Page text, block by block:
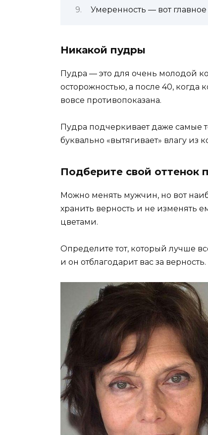
Умеренность — вот
Никакой пудры
Пудра — это для очень молодой
осторожностью, а после 40, когда
вовсе противопоказана.
Пудра подчеркивает даже
буквально «вытягивает» влагу из
Подберите свой оттенок
Можно менять мужчин, но вот
хранить верность и не
цветами.
Определите тот, который лучше
и он отблагодарит вас за верность.